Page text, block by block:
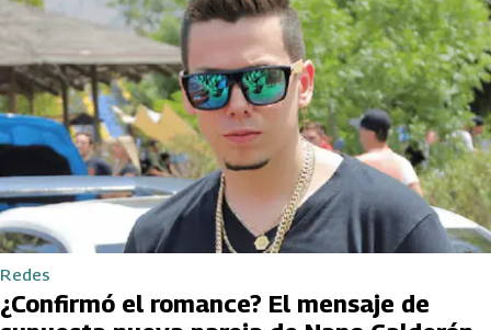
Redes
¿Confirmó el romance? El mensaje de